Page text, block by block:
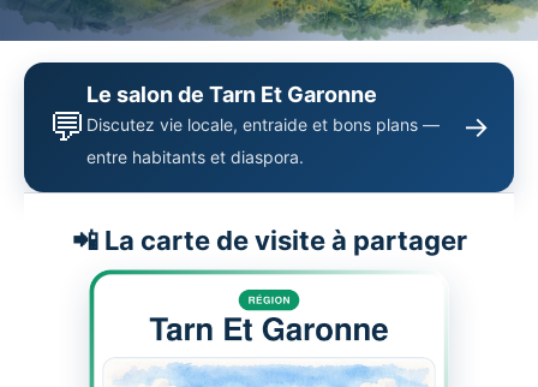
💬
Le salon de Tarn Et Garonne
Discutez vie locale, entraide et bons plans —
entre habitants et diaspora.
→
📲 La carte de visite à partager